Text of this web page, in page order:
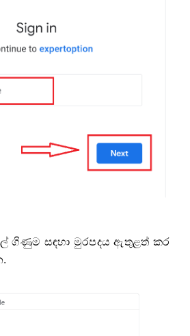
ගිණුම සඳහා මුරපදය ඇතුළත් කර